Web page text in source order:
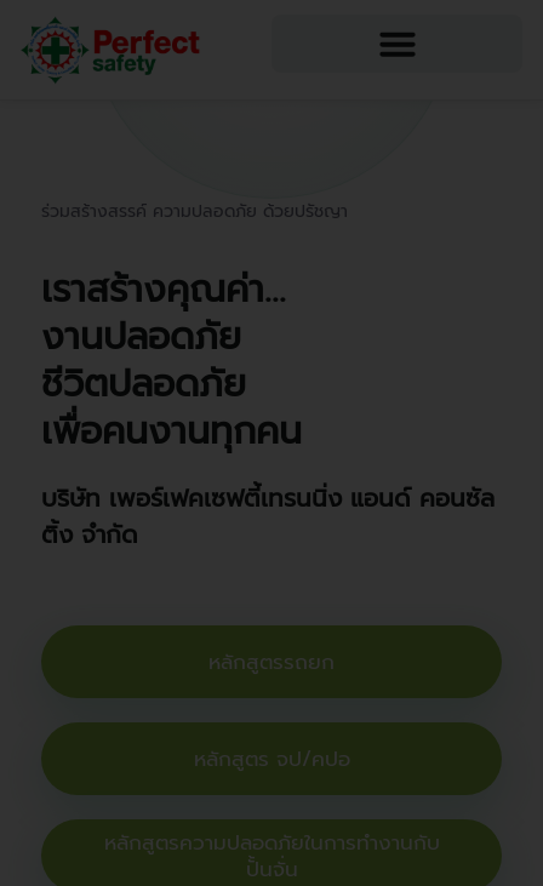
ร่วมสร้างสรรค์ ความปลอดภัย ด้วยปรัชญา
เราสร้างคุณค่า...
งานปลอดภัย
ชีวิตปลอดภัย
เพื่อคนงานทุกคน
บริษัท เพอร์เฟคเซฟตี้เทรนนิ่ง แอนด์ คอนซัล
ติ้ง จำกัด
หลักสูตรรถยก
หลักสูตร จป/คปอ
หลักสูตรความปลอดภัยในการทำงานกับ
ปั้นจั่น